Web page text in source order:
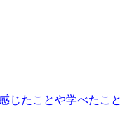
たことや学べたこ